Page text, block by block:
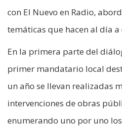
con El Nuevo en Radio,
temáticas que hacen al día
En la primera parte del
primer mandatario local
un año se llevan realizadas
intervenciones de obras
enumerando uno por uno